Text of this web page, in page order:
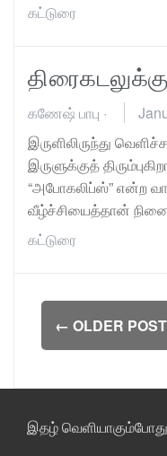
கட்டுரை
கணேஷ் பாபு ·
இருளிலிருந்து
இருளுக்குத்
“அபோகலிப்ஸ்” என்ற
வீழ்ச்சியைத்தான்
கட்டுரை
Posts
← OLDER
இதழ்